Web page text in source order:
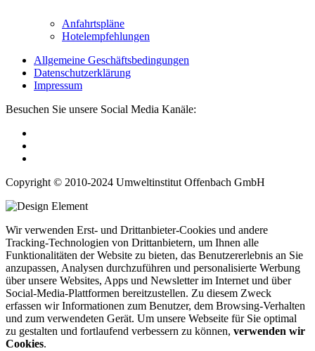
Anfahrtspläne
Hotelempfehlungen
Allgemeine Geschäftsbedingungen
Datenschutzerklärung
Impressum
Besuchen Sie unsere Social Media Kanäle:
Copyright © 2010-2024 Umweltinstitut Offenbach GmbH
Wir verwenden Erst- und Drittanbieter-Cookies und andere
Tracking-Technologien von Drittanbietern, um Ihnen alle
Funktionalitäten der Website zu bieten, das Benutzererlebnis an Sie
anzupassen, Analysen durchzuführen und personalisierte Werbung
über unsere Websites, Apps und Newsletter im Internet und über
Social-Media-Plattformen bereitzustellen. Zu diesem Zweck
erfassen wir Informationen zum Benutzer, dem Browsing-Verhalten
und zum verwendeten Gerät. Um unsere Webseite für Sie optimal
zu gestalten und fortlaufend verbessern zu können, verwenden wir
Cookies.